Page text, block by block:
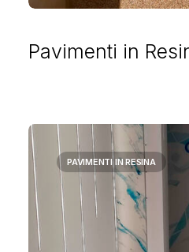
Pavimenti in
PAVIMENTI IN RESINA